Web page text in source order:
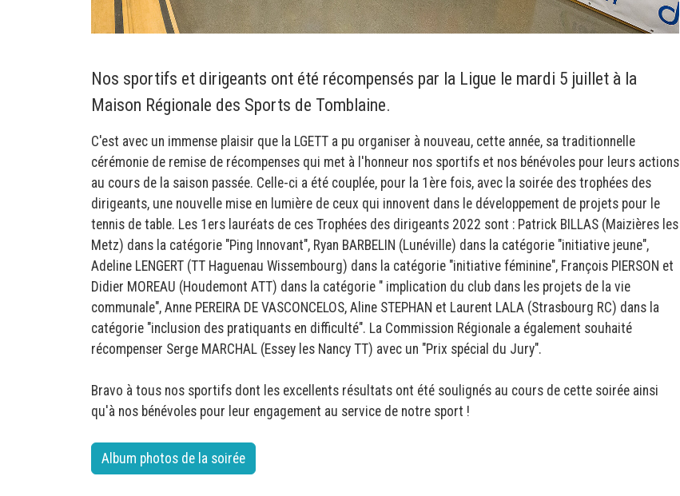
Nos sportifs et dirigeants ont été récompensés par la Ligue le mardi 5 juillet à la
Maison Régionale des Sports de Tomblaine.
C'est avec un immense plaisir que la LGETT a pu organiser à nouveau, cette année, sa traditionnelle
cérémonie de remise de récompenses qui met à l'honneur nos sportifs et nos bénévoles pour leurs actions
au cours de la saison passée. Celle-ci a été couplée, pour la 1ère fois, avec la soirée des trophées des
dirigeants, une nouvelle mise en lumière de ceux qui innovent dans le développement de projets pour le
tennis de table. Les 1ers lauréats de ces Trophées des dirigeants 2022 sont : Patrick BILLAS (Maizières les
Metz) dans la catégorie "Ping Innovant", Ryan BARBELIN (Lunéville) dans la catégorie "initiative jeune",
Adeline LENGERT (TT Haguenau Wissembourg) dans la catégorie "initiative féminine", François PIERSON et
Didier MOREAU (Houdemont ATT) dans la catégorie " implication du club dans les projets de la vie
communale", Anne PEREIRA DE VASCONCELOS, Aline STEPHAN et Laurent LALA (Strasbourg RC) dans la
catégorie "inclusion des pratiquants en difficulté". La Commission Régionale a également souhaité
récompenser Serge MARCHAL (Essey les Nancy TT) avec un "Prix spécial du Jury".
Bravo à tous nos sportifs dont les excellents résultats ont été soulignés au cours de cette soirée ainsi
qu'à nos bénévoles pour leur engagement au service de notre sport !
Album photos de la soirée